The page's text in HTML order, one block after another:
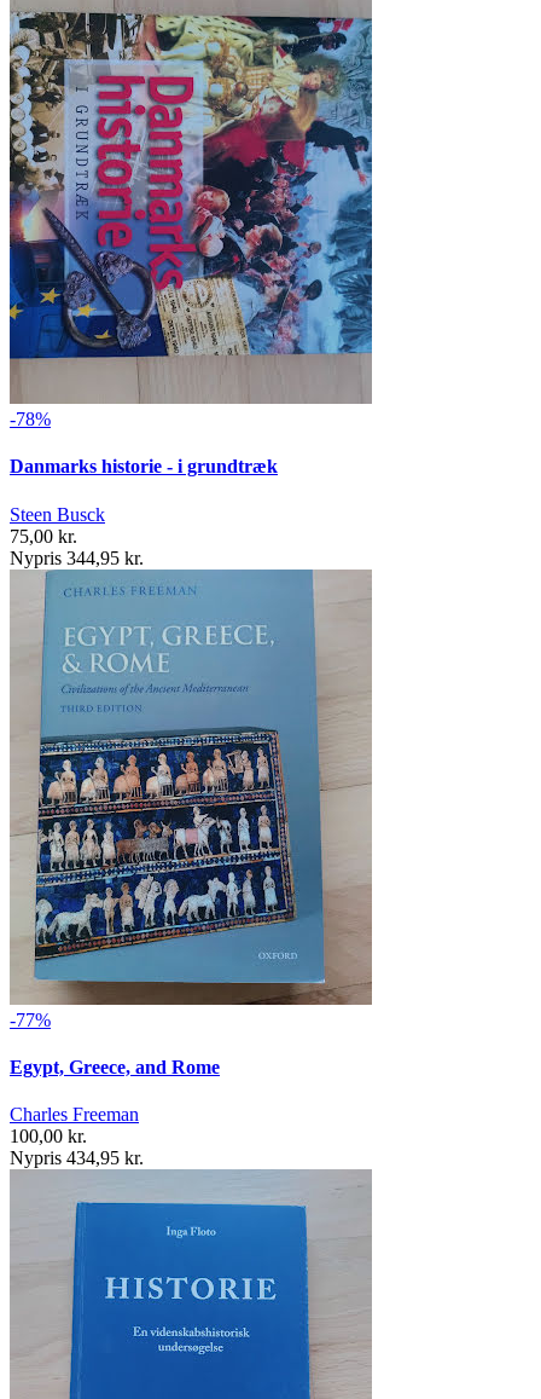
-78%
Danmarks historie - i grundtræk
Steen Busck
75,00 kr.
Nypris 344,95 kr.
-77%
Egypt, Greece, and Rome
Charles Freeman
100,00 kr.
Nypris 434,95 kr.